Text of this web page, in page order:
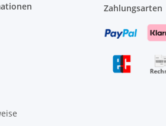
Zahlungsarten